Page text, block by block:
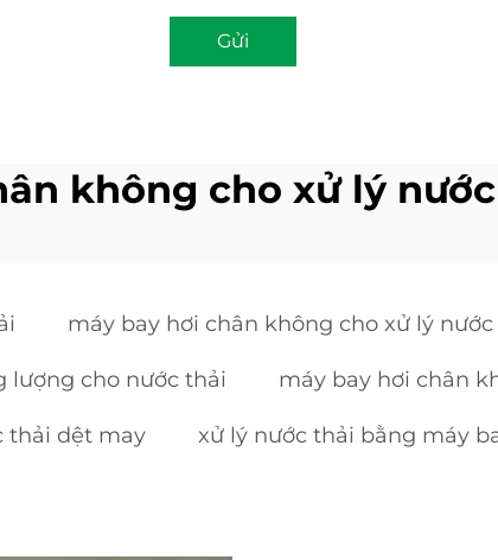
Gửi
không cho xử lý
máy bay hơi chân không cho xử lý
lượng cho nước thải máy bay hơi chân
thải dệt may xử lý nước thải bằng máy